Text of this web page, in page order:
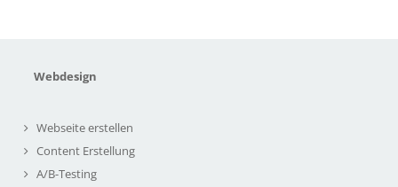
Webdesign
Webseite erstellen
Content Erstellung
A/B-Testing